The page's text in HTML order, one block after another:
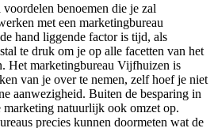
benoemen die je zal
met een marketingbureau
hand liggende factor is tijd, als
te druk om je op alle facetten van het
Het marketingbureau Vijfhuizen is
van je over te nemen, zelf hoef je niet
aanwezigheid. Buiten de besparing in
natuurlijk ook omzet op.
precies kunnen doormeten wat de